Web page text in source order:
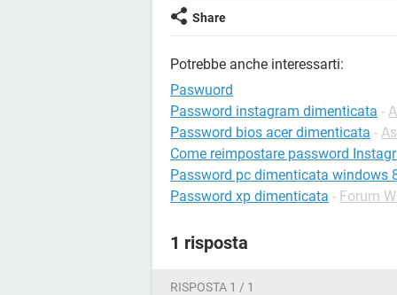
Share
Potrebbe anche interessarti:
Paswuord
Password instagram dimenticata -
Password bios acer dimenticata -
Come reimpostare password
Password pc dimenticata windows
Password xp dimenticata - Forum
1 risposta
RISPOSTA 1 / 1